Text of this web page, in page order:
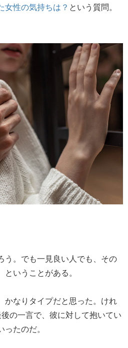
女性の気持ちは？ という質問。
う。でも一見良い人でも、その
いうことがある。
かなりタイプだと思った。けれ
の一言で、彼に対して抱いてい
たのだ。